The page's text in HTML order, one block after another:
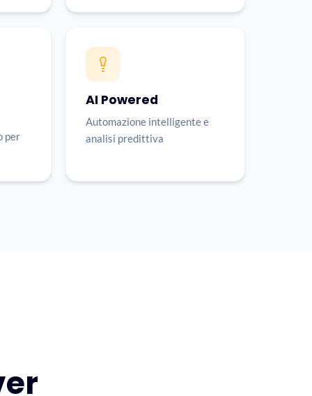
per
AI Powered
Automazione intelligente e
analisi predittiva